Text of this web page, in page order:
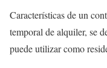
Características de un
temporal de alquiler, se
puede utilizar como